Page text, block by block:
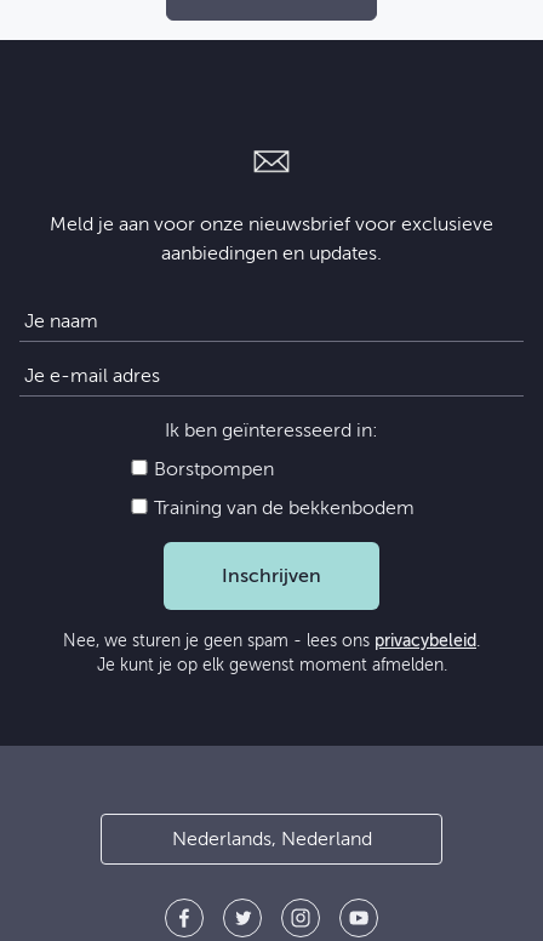
Meld je aan voor onze nieuwsbrief voor exclusieve
aanbiedingen en updates.
Ik ben geïnteresseerd in:
Borstpompen
Training van de bekkenbodem
Inschrijven
Nee, we sturen je geen spam - lees ons privacybeleid .
Je kunt je op elk gewenst moment afmelden.
Nederlands, Nederland